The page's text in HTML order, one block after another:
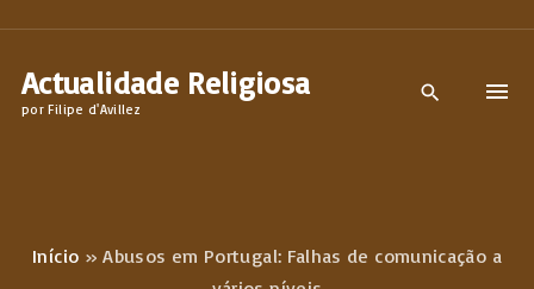
Actualidade Religiosa
por Filipe d'Avillez
Início »Abusos em Portugal: Falhas de comunicação a